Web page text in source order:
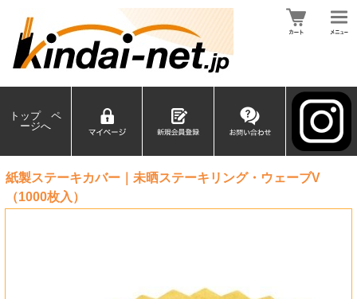
トップ ペ
ージへ
紙製ステーキカバー｜未晒ステーキリング・ウェーブV
（1000枚入）